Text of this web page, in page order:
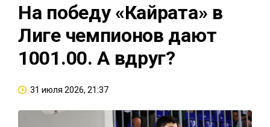
На победу «Кайрата» в
Лиге чемпионов дают
1001.00. А вдруг?
31 июля 2026, 21:37